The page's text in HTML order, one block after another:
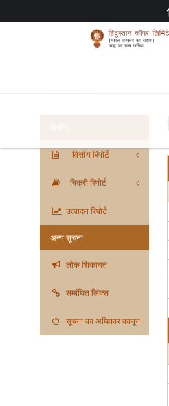
वित्तीय रिपोर्ट
बिक्री रिपोर्ट
उत्पादन रिपोर्ट
अन्य सूचना
लोक शिकायत
सम्बंधित लिंक्स
सूचना का अधिकार कानून